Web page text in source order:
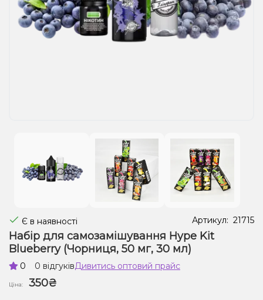
Рідини для електронних сигарет
Є в наявності Артикул: 21715
Набір для самозамішування Hype Kit
Blueberry (Чорниця, 50 мг, 30 мл)
0 0 відгуківДивитись оптовий прайс
Ціна:
350₴